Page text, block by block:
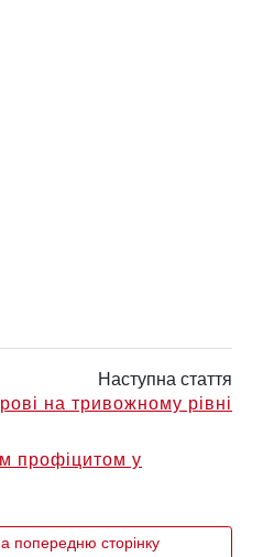
Наступна стаття
на тривожному рівні
профіцитом у
попередню сторінку